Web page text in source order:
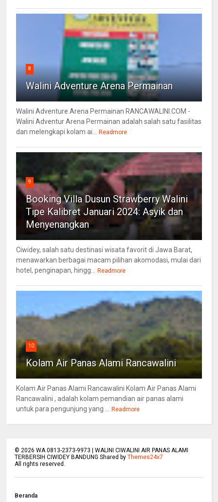
8
Walini Adventure Arena Permainan
Walini Adventure Arena Permainan RANCAWALINI.COM -
Walini Adventur Arena Permainan adalah salah satu fasilitas
dan melengkapi kolam ai...
Readmore
9
Booking Villa Dusun Strawberry Walini
Tipe Kalibret Januari 2024: Asyik dan
Menyenangkan
Ciwidey, salah satu destinasi wisata favorit di Jawa Barat,
menawarkan berbagai macam pilihan akomodasi, mulai dari
hotel, penginapan, hingg...
Readmore
10
Kolam Air Panas Alami Rancawalini
Kolam Air Panas Alami Rancawalini Kolam Air Panas Alami
Rancawalini , adalah kolam pemandian air panas alami
untuk para pengunjung yang ...
Readmore
© 2026 WA 0813-2373-9973 | WALINI CIWALINI AIR PANAS ALAMI
TERBERSIH CIWIDEY BANDUNG Shared byThemes24x7
All rights reserved.
Beranda